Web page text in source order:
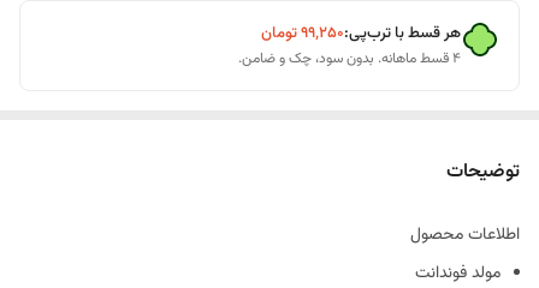
هر قسط با ترب‌پی:۹۹٬۲۵۰تومان
۴ قسط ماهانه. بدون سود، چک و ضامن.
توضیحات
اطلاعات محصول
مولد فوندانت